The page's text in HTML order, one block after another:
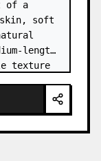
soft
length
texture